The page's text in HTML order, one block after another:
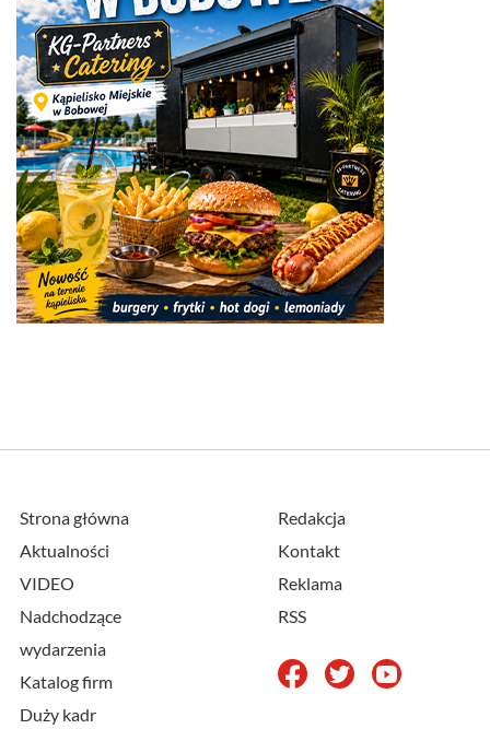
Strona główna
Aktualności
VIDEO
Nadchodzące
wydarzenia
Katalog firm
Duży kadr
Redakcja
Kontakt
Reklama
RSS